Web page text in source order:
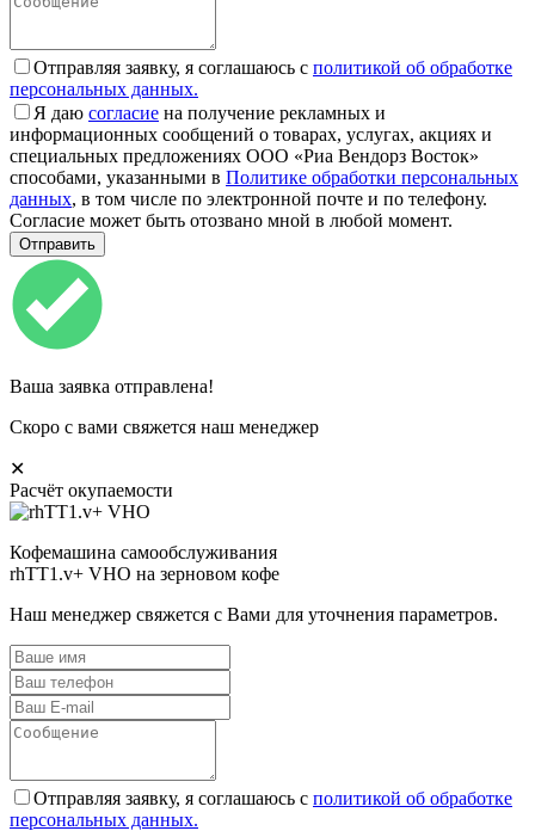
Отправляя заявку, я соглашаюсь с политикой об обработке
персональных данных.
Я даю согласие на получение рекламных и
информационных сообщений о товарах, услугах, акциях и
специальных предложениях ООО «Риа Вендорз Восток»
способами, указанными в Политике обработки персональных
данных, в том числе по электронной почте и по телефону.
Согласие может быть отозвано мной в любой момент.
Ваша заявка отправлена!
Скоро с вами свяжется наш менеджер
✕
Расчёт окупаемости
Кофемашина самообслуживания
rhTT1.v+ VHO на зерновом кофе
Наш менеджер свяжется с Вами для уточнения параметров.
Отправляя заявку, я соглашаюсь с политикой об обработке
персональных данных.